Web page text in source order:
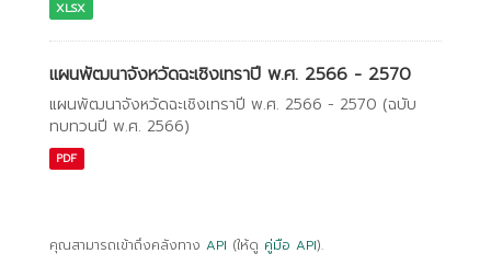
XLSX
แผนพัฒนาจังหวัดฉะเชิงเทราปี พ.ศ. 2566 - 2570
แผนพัฒนาจังหวัดฉะเชิงเทราปี พ.ศ. 2566 - 2570 (ฉบับ
ทบทวนปี พ.ศ. 2566)
PDF
คุณสามารถเข้าถึงคลังทาง API (ให้ดู คู่มือ API).